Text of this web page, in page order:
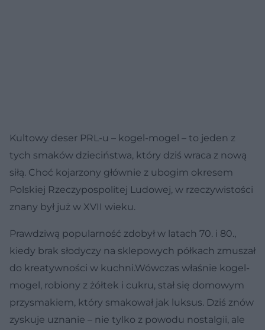
Kultowy deser PRL-u – kogel-mogel – to jeden z
tych smaków dzieciństwa, który dziś wraca z nową
siłą. Choć kojarzony głównie z ubogim okresem
Polskiej Rzeczypospolitej Ludowej, w rzeczywistości
znany był już w XVII wieku.
Prawdziwą popularność zdobył w latach 70. i 80.,
kiedy brak słodyczy na sklepowych półkach zmuszał
do kreatywności w kuchni.Wówczas właśnie kogel-
mogel, robiony z żółtek i cukru, stał się domowym
przysmakiem, który smakował jak luksus. Dziś znów
zyskuje uznanie – nie tylko z powodu nostalgii, ale